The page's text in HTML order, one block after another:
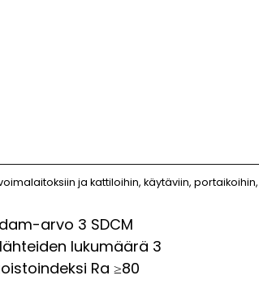
ja kattiloihin, käytäviin,
arvo 3 SDCM
lukumäärä 3
Ra ≥80